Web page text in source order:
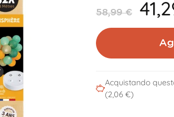
58,99 €
Acquistando
(2,06 €)